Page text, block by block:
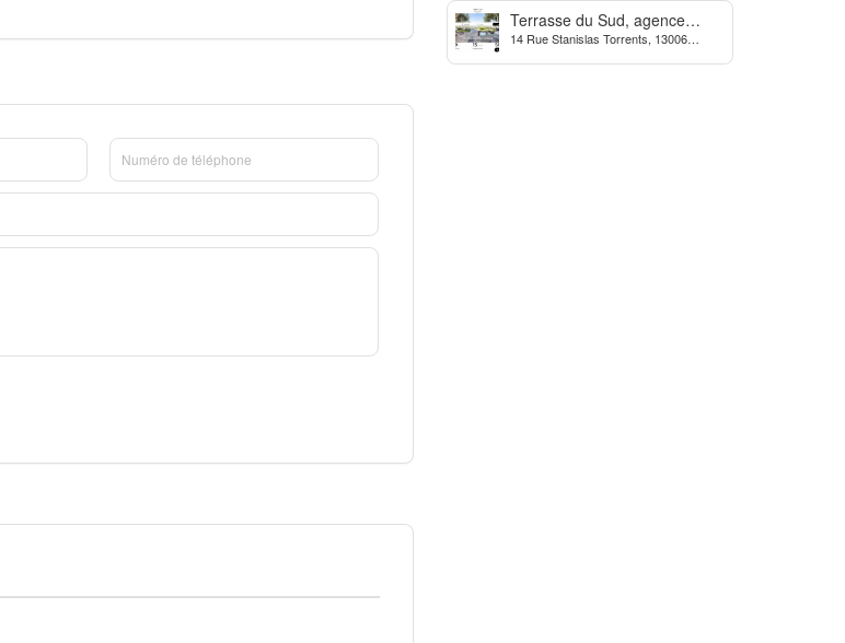
Terrasse du Sud, agence
Immobilière à Marseille
14 Rue Stanislas Torrents, 13006